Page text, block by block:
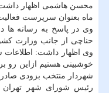
محسن هاشمی اظهار
ماه بعنوان سرپرست
وی در پاسخ به رسانه ها
حناچی از جانب وزارت
وی اظهار داشت: اطلاعات
خوشبینی هستیم ازاین رو
شهردار منتخب بزودی
رئیس شورای شهر